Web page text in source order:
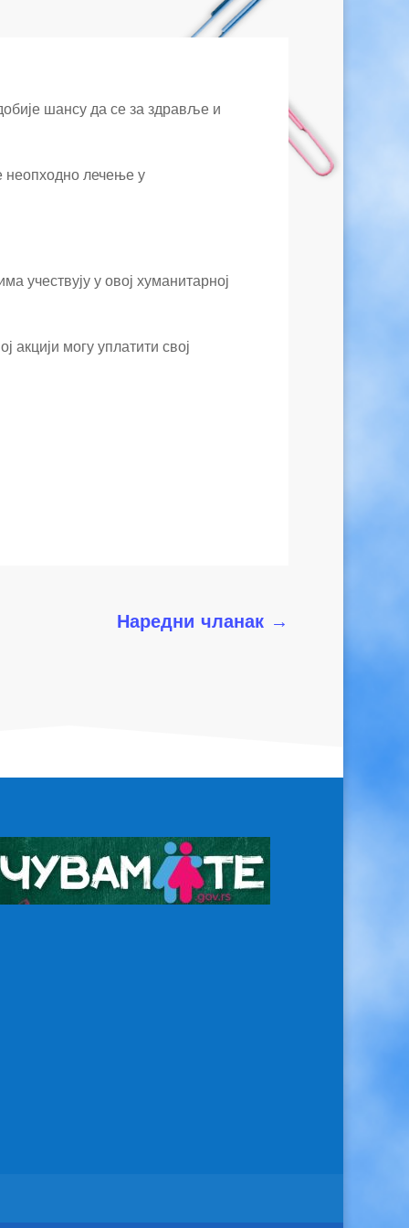
шансу да се за здравље и
неопходно лечење у
учествују у овој хуманитарној
могу уплатити свој
Наредни чланак →